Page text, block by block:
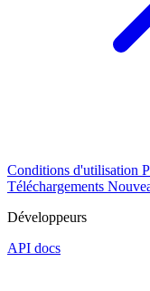
Conditions d'utilisation
Téléchargements
Développeurs
API docs